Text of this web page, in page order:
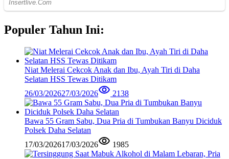
Populer Tahun Ini:
Niat Melerai Cekcok Anak dan Ibu, Ayah Tiri di Daha
Selatan HSS Tewas Ditikam
26/03/202627/03/2026 2138
Bawa 55 Gram Sabu, Dua Pria di Tumbukan Banyu Diciduk
Polsek Daha Selatan
17/03/202617/03/2026 1985